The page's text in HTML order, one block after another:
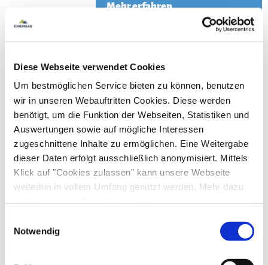
Diese Webseite verwendet Cookies
Um bestmöglichen Service bieten zu können, benutzen
wir in unseren Webauftritten Cookies. Diese werden
benötigt, um die Funktion der Webseiten, Statistiken und
Auswertungen sowie auf mögliche Interessen
zugeschnittene Inhalte zu ermöglichen. Eine Weitergabe
dieser Daten erfolgt ausschließlich anonymisiert. Mittels
Klick auf "Cookies zulassen" kann unsere Webseite
weiterhin in vollem Umfang genutzt werden. Mehr dazu
steht in unserer Datenschutzerklärung.
gelistet.
Notwendig
Mehr erfahren
©
Camping Tettenhausen
Strandbad / See / Atemberaubende Ausblicke
Waging
Camping- und Freizeitspass direkt am See
Mehr erfahren
Zertifizierte Ausflugsziele -